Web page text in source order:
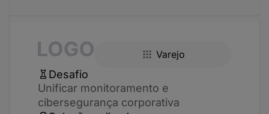
Varejo
Desafio
Unificar monitoramento e
cibersegurança corporativa